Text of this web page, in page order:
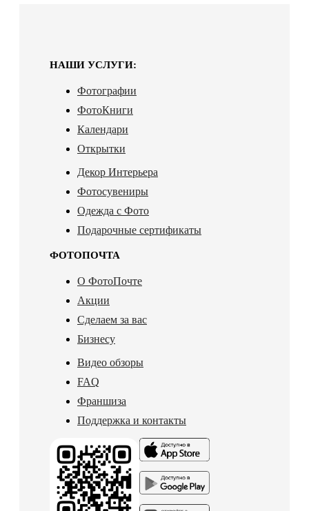
НАШИ УСЛУГИ:
Фотографии
ФотоКниги
Календари
Открытки
Декор Интерьера
Фотосувениры
Одежда с Фото
Подарочные сертификаты
ФОТОПОЧТА
О ФотоПочте
Акции
Сделаем за вас
Бизнесу
Видео обзоры
FAQ
Франшиза
Поддержка и контакты